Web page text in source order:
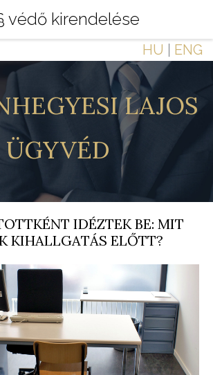
HU ENG
LAJOS
ÜGYVÉD
IDÉZTEK BE: MIT
KIHALLGATÁS ELŐTT?
védő kirendelése